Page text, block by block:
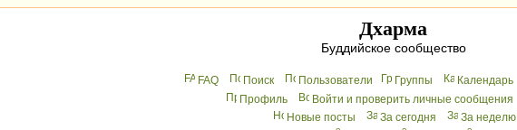
Дхарма
Буддийское сообщество
FAQ Поиск Пользователи Группы Календарь
Профиль
Войти и проверить личные сообщения
Новые посты
За сегодня За неделю